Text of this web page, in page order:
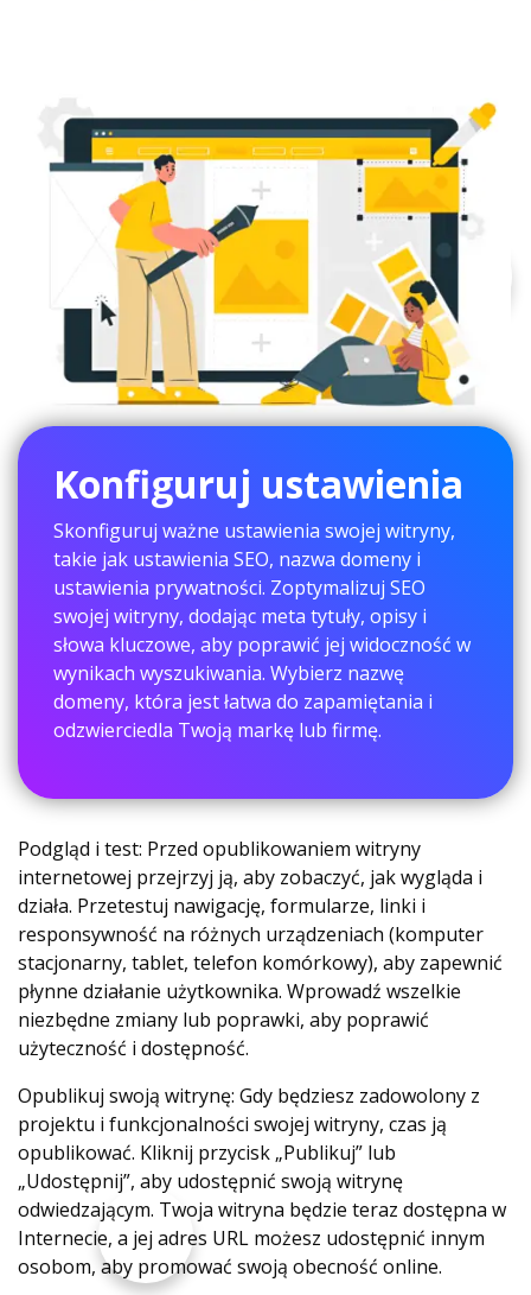
Konfiguruj ustawienia
Skonfiguruj ważne ustawienia swojej witryny,
takie jak ustawienia SEO, nazwa domeny i
ustawienia prywatności. Zoptymalizuj SEO
swojej witryny, dodając meta tytuły, opisy i
słowa kluczowe, aby poprawić jej widoczność w
wynikach wyszukiwania. Wybierz nazwę
domeny, która jest łatwa do zapamiętania i
odzwierciedla Twoją markę lub firmę.
Podgląd i test: Przed opublikowaniem witryny
internetowej przejrzyj ją, aby zobaczyć, jak wygląda i
działa. Przetestuj nawigację, formularze, linki i
responsywność na różnych urządzeniach (komputer
stacjonarny, tablet, telefon komórkowy), aby zapewnić
płynne działanie użytkownika. Wprowadź wszelkie
niezbędne zmiany lub poprawki, aby poprawić
użyteczność i dostępność.
Opublikuj swoją witrynę: Gdy będziesz zadowolony z
projektu i funkcjonalności swojej witryny, czas ją
opublikować. Kliknij przycisk „Publikuj” lub
„Udostępnij”, aby udostępnić swoją witrynę
odwiedzającym. Twoja witryna będzie teraz dostępna w
Internecie, a jej adres URL możesz udostępnić innym
osobom, aby promować swoją obecność online.